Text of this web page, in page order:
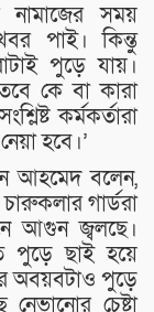
সময়
পাই। কিন্তু
পুড়ে যায়।
কে বা কারা
কর্মকর্তারা
হবে।’
আহমেদ বলেন,
গার্ডরা
আগুন জ্বলছে।
পুড়ে ছাই হয়ে
অবয়বটাও পুড়ে
চেষ্টা